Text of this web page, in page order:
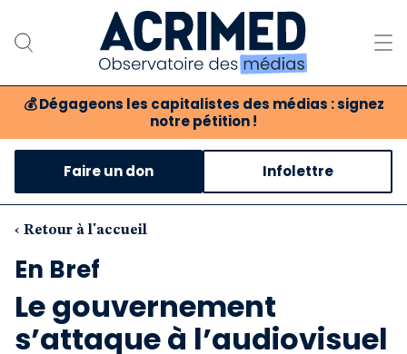
💰 Dégageons les capitalistes des médias : signez
notre pétition !
Notre association
Notre critique des médias
Nos propositions
Boutique
Faire un don Infolettre
‹ Retour à l'accueil
En Bref
Le gouvernement
s’attaque à l’audiovisuel